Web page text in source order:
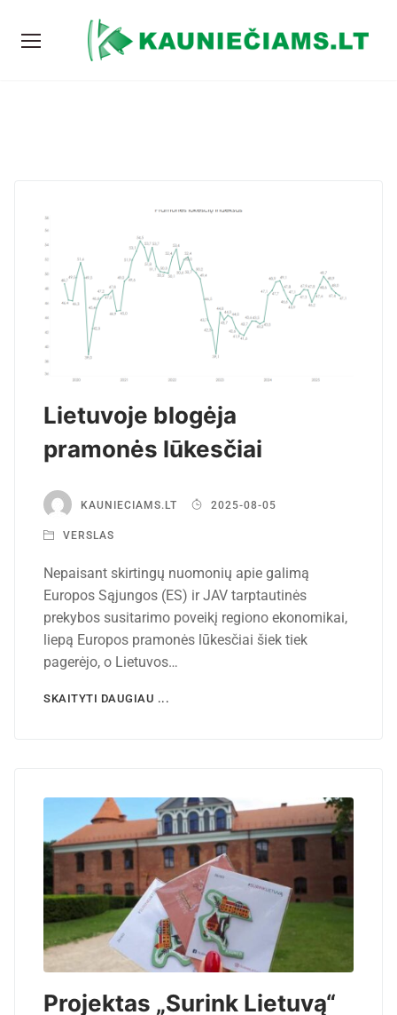
Lietuvoje blogėja
pramonės lūkesčiai
KAUNIECIAMS.LT 2025-08-05
VERSLAS
Nepaisant skirtingų nuomonių apie galimą
Europos Sąjungos (ES) ir JAV tarptautinės
prekybos susitarimo poveikį regiono ekonomikai,
liepą Europos pramonės lūkesčiai šiek tiek
pagerėjo, o Lietuvos…
SKAITYTI DAUGIAU ...
Projektas „Surink Lietuvą“